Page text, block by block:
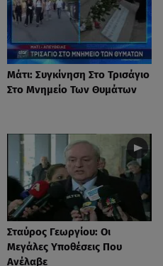
Μάτι: Συγκίνηση Στο Τρισάγιο
Στο Μνημείο Των Θυμάτων
Σταύρος Γεωργίου: Οι
Μεγάλες Υποθέσεις Που
Ανέλαβε